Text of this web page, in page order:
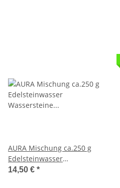
AURA Mischung ca.250 g
Edelsteinwasser
Wassersteine Rohsteine 6
14,50 € *